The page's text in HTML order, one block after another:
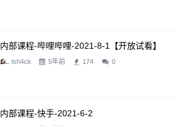
内部课程-哔哩哔哩-2021-8-1【开放试看】
lsh4ck 5年前 174 0
内部课程-快手-2021-6-2